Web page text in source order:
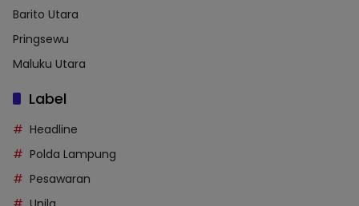
Barito Utara
Pringsewu
Maluku Utara
Label
Headline
Polda Lampung
Pesawaran